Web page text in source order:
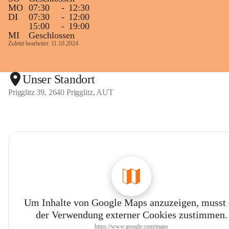
MO 07:30 - 12:30
DI
07:30 - 12:00
15:00
- 19:00
MI
Geschlossen
Zuletzt bearbeitet: 11.10.2024
Unser Standort
Prigglitz 39, 2640 Prigglitz, AUT
Um Inhalte von Google Maps anzuzeigen, musst
der Verwendung externer Cookies zustimmen.
https://www.google.com/maps